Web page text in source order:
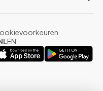
·
EN